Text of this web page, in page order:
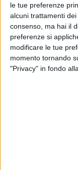
le tue preferenze
alcuni trattamenti
consenso, ma hai il
preferenze si
modificare le tue
momento tornando
"Privacy" in fondo
record
di Fomas